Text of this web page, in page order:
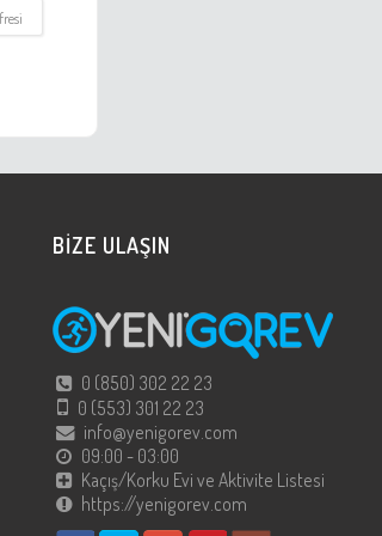
BİZE ULAŞIN
0 (850) 302 22 23
0 (553) 301 22 23
info@yenigorev.com
09:00 - 03:00
Kaçış/Korku Evi ve Aktivite Listesi
https://yenigorev.com